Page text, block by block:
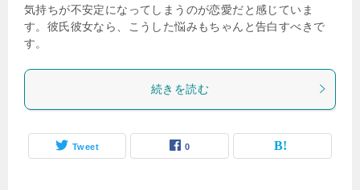
気持ちが不安定になってしまうのが恋愛だと感じていま
す。彼氏彼女なら、こうした悩みもちゃんと告白すべきで
す。
続きを読む
Tweet 0